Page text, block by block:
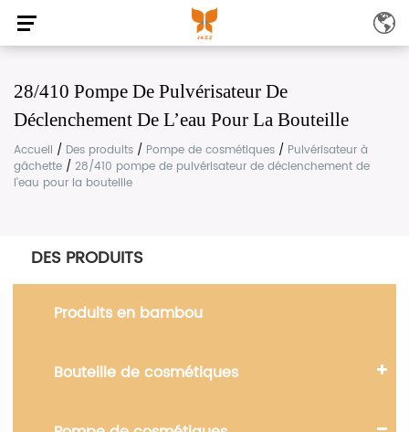
28/410 Pompe De Pulvérisateur De
Déclenchement De L’eau Pour La Bouteille
Accueil / Des produits / Pompe de cosmétiques / Pulvérisateur à
gâchette / 28/410 pompe de pulvérisateur de déclenchement de
l'eau pour la bouteille
DES PRODUITS
Produits en bambou
Bouteille de cosmétiques